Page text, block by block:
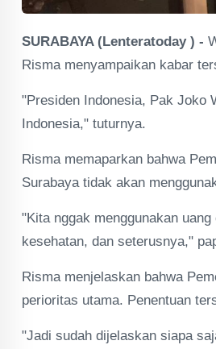
SURABAYA (Lenteratoday ) -
Risma menyampaikan kabar
"Presiden Indonesia, Pak Joko
Indonesia," tuturnya.
Risma memaparkan bahwa
Surabaya tidak akan
"Kita nggak menggunakan
kesehatan, dan seterusnya,"
Risma menjelaskan bahwa
perioritas utama. Penentuan
"Jadi sudah dijelaskan siapa